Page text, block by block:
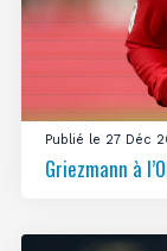
Publié le 27 Déc
Griezmann à